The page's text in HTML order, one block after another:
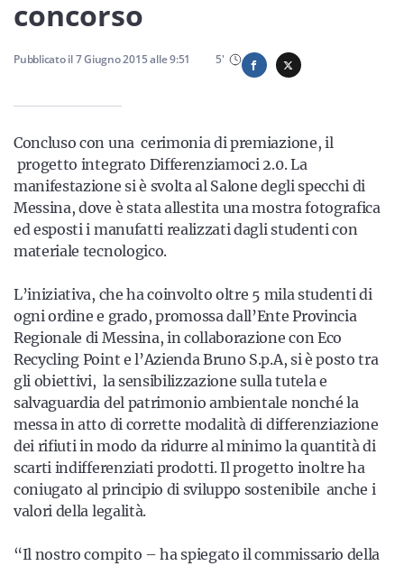
Servizi
Resta sempre aggiornato con le ultime news, iscriviti alla
nostra newsletter
Iscriviti
concorso
Pubblicato il7 Giugno 2015alle9:51 5'
Concluso con una cerimonia di premiazione, il
progetto integrato Differenziamoci 2.0. La
manifestazione si è svolta al Salone degli specchi di
Messina, dove è stata allestita una mostra fotografica
ed esposti i manufatti realizzati dagli studenti con
materiale tecnologico.
L’iniziativa, che ha coinvolto oltre 5 mila studenti di
ogni ordine e grado, promossa dall’Ente Provincia
Regionale di Messina, in collaborazione con Eco
Recycling Point e l’Azienda Bruno S.p.A, si è posto tra
gli obiettivi, la sensibilizzazione sulla tutela e
salvaguardia del patrimonio ambientale nonché la
messa in atto di corrette modalità di differenziazione
dei rifiuti in modo da ridurre al minimo la quantità di
scarti indifferenziati prodotti. Il progetto inoltre ha
coniugato al principio di sviluppo sostenibile anche i
valori della legalità.
“Il nostro compito – ha spiegato il commissario della